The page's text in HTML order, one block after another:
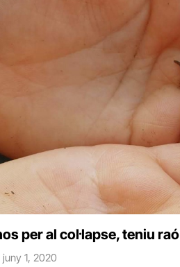
per al col·lapse, teniu raó
juny 1, 2020